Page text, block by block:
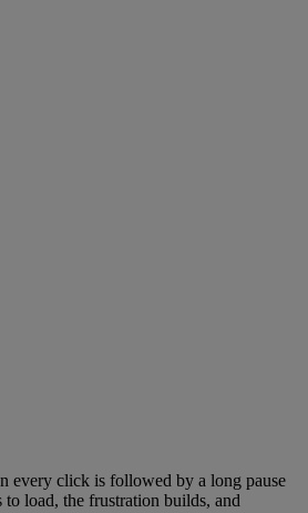
every click is followed by a long pause
to load, the frustration builds, and